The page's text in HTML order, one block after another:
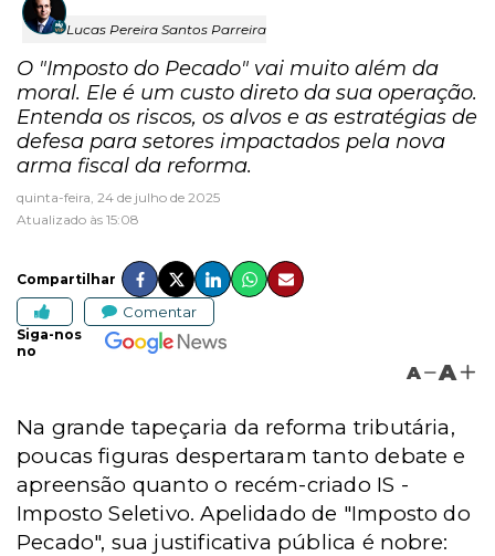
Lucas Pereira Santos Parreira
O "Imposto do Pecado" vai muito além da
moral. Ele é um custo direto da sua operação.
Entenda os riscos, os alvos e as estratégias de
defesa para setores impactados pela nova
arma fiscal da reforma.
quinta-feira, 24 de julho de 2025
Atualizado às 15:08
Compartilhar
Comentar
Siga-nos
no
A A
Na grande tapeçaria da reforma tributária,
poucas figuras despertaram tanto debate e
apreensão quanto o recém-criado IS -
Imposto Seletivo. Apelidado de "Imposto do
Pecado", sua justificativa pública é nobre: